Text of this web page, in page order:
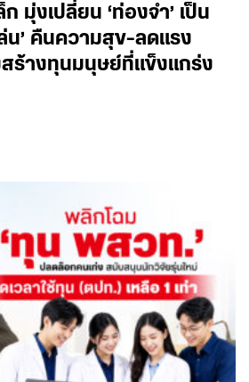
มุ่งเปลี่ยน ‘ท่องจำ’ เป็น
น’ คืนความสุข-ลดแรง
ร้างทุนมนุษย์ที่แข็งแกร่ง